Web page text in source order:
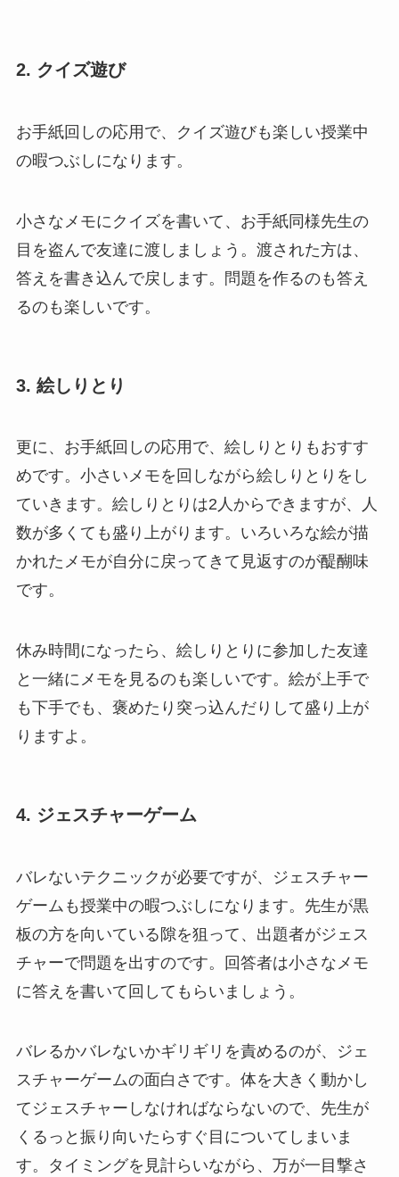
2. クイズ遊び
お手紙回しの応用で、クイズ遊びも楽しい授業中
の暇つぶしになります。
小さなメモにクイズを書いて、お手紙同様先生の
目を盗んで友達に渡しましょう。渡された方は、
答えを書き込んで戻します。問題を作るのも答え
るのも楽しいです。
3. 絵しりとり
更に、お手紙回しの応用で、絵しりとりもおすす
めです。小さいメモを回しながら絵しりとりをし
ていきます。絵しりとりは2人からできますが、人
数が多くても盛り上がります。いろいろな絵が描
かれたメモが自分に戻ってきて見返すのが醍醐味
です。
休み時間になったら、絵しりとりに参加した友達
と一緒にメモを見るのも楽しいです。絵が上手で
も下手でも、褒めたり突っ込んだりして盛り上が
りますよ。
4. ジェスチャーゲーム
バレないテクニックが必要ですが、ジェスチャー
ゲームも授業中の暇つぶしになります。先生が黒
板の方を向いている隙を狙って、出題者がジェス
チャーで問題を出すのです。回答者は小さなメモ
に答えを書いて回してもらいましょう。
バレるかバレないかギリギリを責めるのが、ジェ
スチャーゲームの面白さです。体を大きく動かし
てジェスチャーしなければならないので、先生が
くるっと振り向いたらすぐ目についてしまいま
す。タイミングを見計らいながら、万が一目撃さ